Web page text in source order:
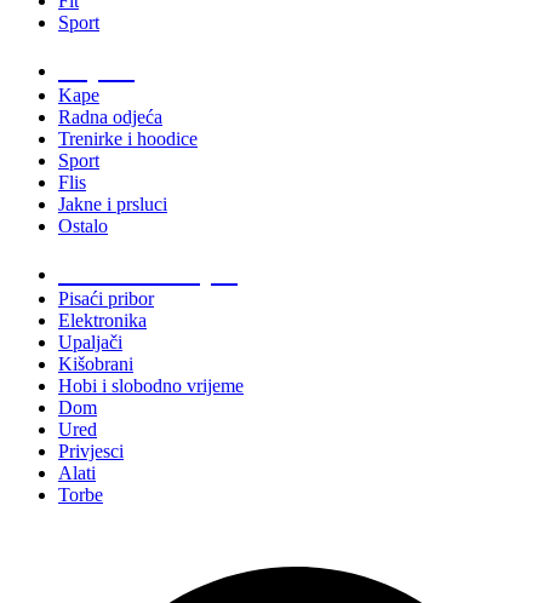
Sport
Kape
Radna odjeća
Trenirke i hoodice
Sport
Flis
Jakne i prsluci
Ostalo
Pisaći pribor
Elektronika
Upaljači
Kišobrani
Hobi i slobodno vrijeme
Dom
Ured
Privjesci
Alati
Torbe